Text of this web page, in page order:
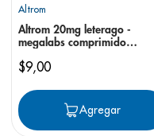
Altrom
Altrom 20mg leterago -
megalabs comprimido
$9,00
Agregar